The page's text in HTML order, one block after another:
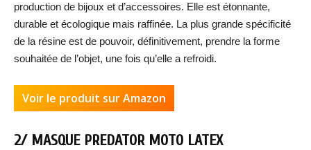
production de bijoux et d’accessoires. Elle est étonnante,
durable et écologique mais raffinée. La plus grande spécificité
de la résine est de pouvoir, définitivement, prendre la forme
souhaitée de l’objet, une fois qu’elle a refroidi.
Voir le produit sur Amazon
2/ MASQUE PREDATOR MOTO LATEX